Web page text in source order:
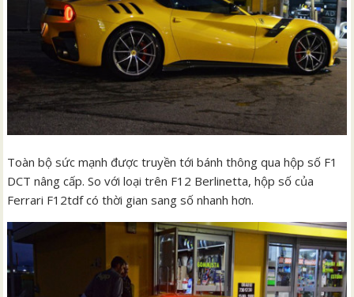
Toàn bộ sức mạnh được truyền tới bánh thông qua hộp số F1
DCT nâng cấp. So với loại trên F12 Berlinetta, hộp số của
Ferrari F12tdf có thời gian sang số nhanh hơn.